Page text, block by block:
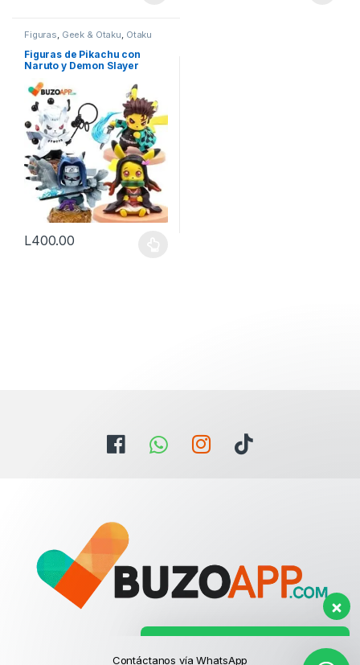
Figuras, Geek & Otaku, Otaku
Figuras de Pikachu con
Naruto y Demon Slayer
L400.00
Contáctanos vía WhatsApp